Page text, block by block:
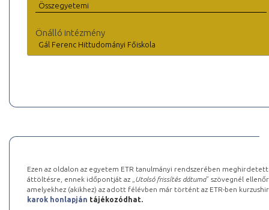
Összegyetemi
Önálló intézmény
Gál Ferenc Hittudományi Főiskola
Ezen az oldalon az egyetem ETR tanulmányi rendszerében
áttöltésre, ennek időpontját az „ Utolsó frissítés dátuma” szövegnél
amelyekhez (akikhez) az adott félévben már történt az ETR-ben
karok honlapján tájékozódhat.